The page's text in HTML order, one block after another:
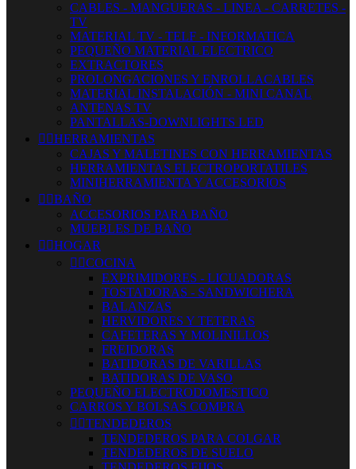
CABLES - MANGUERAS - LINEA - CARRETES -
TV
MATERIAL TV - TELF - INFORMATICA
PEQUEÑO MATERIAL ELECTRICO
EXTRACTORES
PROLONGACIONES Y ENROLLACABLES
MATERIAL INSTALACIÓN - MINI CANAL
ANTENAS TV
PANTALLAS-DOWNLIGHTS LED
 HERRAMIENTAS
CAJAS Y MALETINES CON HERRAMIENTAS
HERRAMIENTAS ELECTROPORTATILES
MINIHERRAMIENTA Y ACCESORIOS
 BAÑO
ACCESORIOS PARA BAÑO
MUEBLES DE BAÑO
 HOGAR
 COCINA
EXPRIMIDORES - LICUADORAS
TOSTADORAS - SANDWICHERA
BALANZAS
HERVIDORES Y TETERAS
CAFETERAS Y MOLINILLOS
FREIDORAS
BATIDORAS DE VARILLAS
BATIDORAS DE VASO
PEQUEÑO ELECTRODOMESTICO
CARROS Y BOLSAS COMPRA
 TENDEDEROS
TENDEDEROS PARA COLGAR
TENDEDEROS DE SUELO